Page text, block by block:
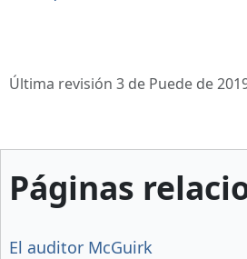
Última revisión 3 de Puede de
Páginas
El auditor McGuirk